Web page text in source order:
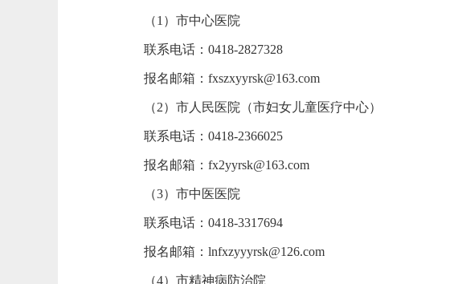
（1）市中心医院
联系电话：0418-2827328
报名邮箱：fxszxyyrsk@163.com
（2）市人民医院（市妇女儿童医疗中心）
联系电话：0418-2366025
报名邮箱：fx2yyrsk@163.com
（3）市中医医院
联系电话：0418-3317694
报名邮箱：lnfxzyyyrsk@126.com
（4）市精神病防治院